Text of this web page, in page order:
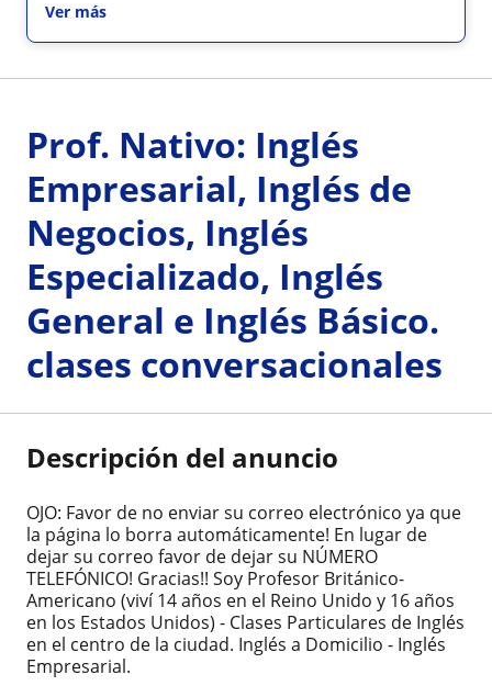
Ver más
Prof. Nativo: Inglés
Empresarial, Inglés de
Negocios, Inglés
Especializado, Inglés
General e Inglés Básico.
clases conversacionales
Descripción del anuncio
OJO: Favor de no enviar su correo electrónico ya que
la página lo borra automáticamente! En lugar de
dejar su correo favor de dejar su NÚMERO
TELEFÓNICO! Gracias!! Soy Profesor Británico-
Americano (viví 14 años en el Reino Unido y 16 años
en los Estados Unidos) - Clases Particulares de Inglés
en el centro de la ciudad. Inglés a Domicilio - Inglés
Empresarial.